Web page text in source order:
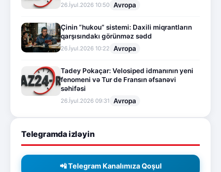
26.İyul.2026 10:50 Avropa
Çinin “hukou” sistemi: Daxili miqrantların
qarşısındakı görünməz sədd
26.İyul.2026 10:22 Avropa
Tadey Pokaçar: Velosiped idmanının yeni
fenomeni və Tur de Fransın əfsanəvi
səhifəsi
26.İyul.2026 09:31 Avropa
Telegramda izləyin
📲 Telegram Kanalımıza Qoşul